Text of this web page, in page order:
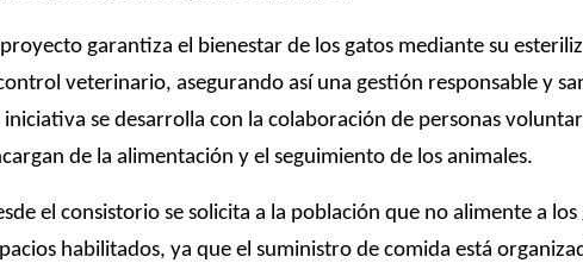
garantiza el bienestar de los gatos mediante su
veterinario, asegurando así una gestión responsable y
iniciativa se desarrolla con la colaboración de personas
de la alimentación y el seguimiento de los animales.
el consistorio se solicita a la población que no alimente a
habilitados, ya que el suministro de comida está